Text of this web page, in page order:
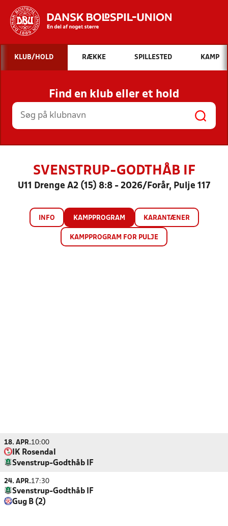
Hvad vil du søge efter?
INDHOLD OG NYHEDER
STILLINGER, RESULTATER, KLUBBER OG
HOLD
KLUB/HOLD RÆKKE SPILLESTED KAMP
Find en klub eller et hold
SVENSTRUP-GODTHÅB IF
U11 Drenge A2 (15) 8:8 - 2026/Forår, Pulje 117
INFO KAMPPROGRAM KARANTÆNER
KAMPPROGRAM FOR PULJE
18. APR.10:00
IK Rosendal
Svenstrup-Godthåb IF
24. APR.17:30
Svenstrup-Godthåb IF
Gug B (2)